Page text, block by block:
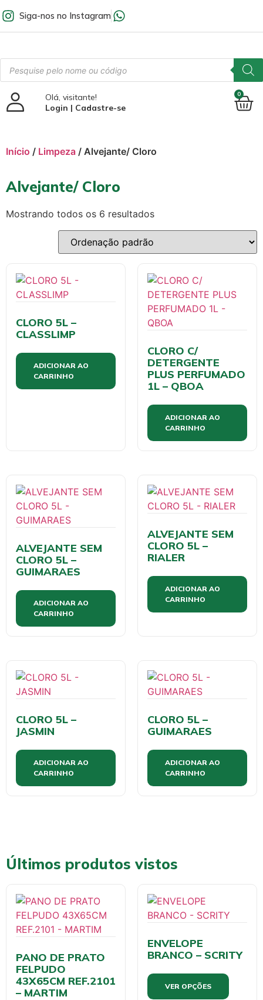
Siga-nos no Instagram
Olá, visitante!
Login | Cadastre-se
0
Início / Limpeza / Alvejante/ Cloro
Alvejante/ Cloro
Mostrando todos os 6 resultados
CLORO 5L –
CLASSLIMP
ADICIONAR AO
CARRINHO
CLORO C/
DETERGENTE
PLUS PERFUMADO
1L – QBOA
ADICIONAR AO
CARRINHO
ALVEJANTE SEM
CLORO 5L –
GUIMARAES
ADICIONAR AO
CARRINHO
ALVEJANTE SEM
CLORO 5L –
RIALER
ADICIONAR AO
CARRINHO
CLORO 5L –
JASMIN
ADICIONAR AO
CARRINHO
CLORO 5L –
GUIMARAES
ADICIONAR AO
CARRINHO
Últimos produtos vistos
PANO DE PRATO
FELPUDO
43X65CM REF.2101
– MARTIM
ENVELOPE
BRANCO – SCRITY
VER OPÇÕES